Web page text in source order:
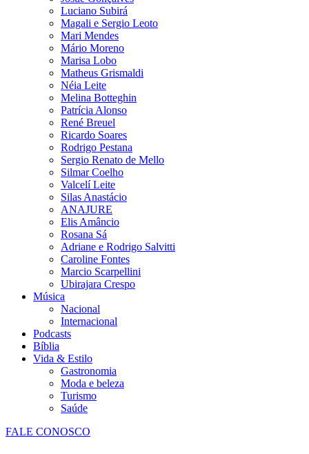
Luciano Subirá
Magali e Sergio Leoto
Mari Mendes
Mário Moreno
Marisa Lobo
Matheus Grismaldi
Néia Leite
Melina Botteghin
Patrícia Alonso
René Breuel
Ricardo Soares
Rodrigo Pestana
Sergio Renato de Mello
Silmar Coelho
Valcelí Leite
Silas Anastácio
ANAJURE
Elis Amâncio
Rosana Sá
Adriane e Rodrigo Salvitti
Caroline Fontes
Marcio Scarpellini
Ubirajara Crespo
Música
Nacional
Internacional
Podcasts
Bíblia
Vida & Estilo
Gastronomia
Moda e beleza
Turismo
Saúde
FALE CONOSCO